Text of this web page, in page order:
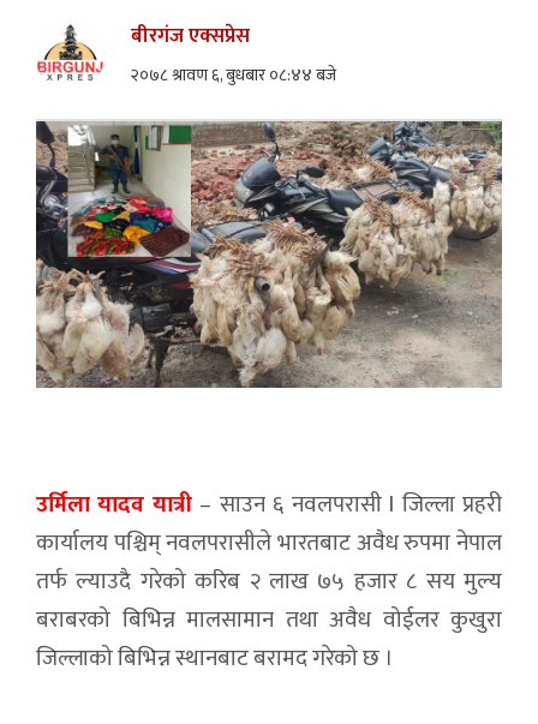
बीरगंज एक्सप्रेस
२०७८ श्रावण ६, बुधबार ०८:४४ बजे
उर्मिला यादव यात्री– साउन ६ नवलपरासी l जिल्ला प्रहरी
कार्यालय पश्चिम् नवलपरासीले भारतबाट अवैध रुपमा नेपाल
तर्फ ल्याउदै गरेको करिब २ लाख ७५ हजार ८ सय मुल्य
बराबरको बिभिन्न मालसामान तथा अवैध वोईलर कुखुरा
जिल्लाको बिभिन्न स्थानबाट बरामद गरेको छ ।